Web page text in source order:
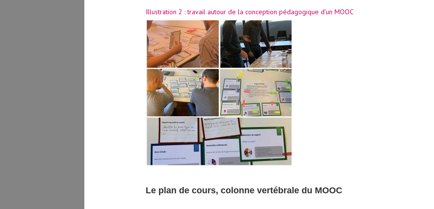
Illustration 2 : travail autour de la conception pédagogique d’un MOOC
Le plan de cours, colonne vertébrale du MOOC